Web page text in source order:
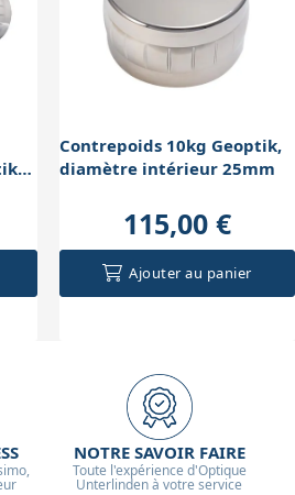
Contrepoids 10kg Geoptik,
diamètre intérieur 25mm
115,00 €
Ajouter au panier
NOTRE SAVOIR FAIRE
Toute l'expérience d'Optique
Unterlinden à votre service